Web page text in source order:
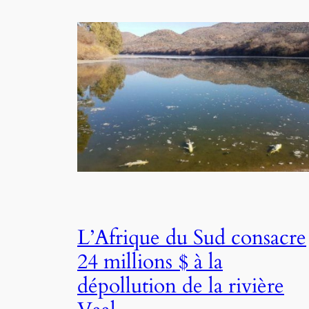
L’Afrique du Sud consacre
24 millions $ à la
dépollution de la rivière